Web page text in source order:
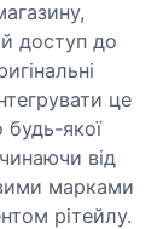
доступ до
це
будь-якої
від
марками
рітейлу.